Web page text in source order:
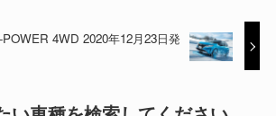
4WD 2020年12月23日発